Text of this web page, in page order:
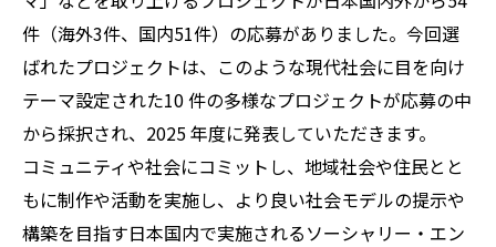
件（海外3件、国内51件）の応募がありました。今回選
ばれたプロジェクトは、このような現代社会に目を向け
テーマ設定された10 件の多様なプロジェクトが応募の中
から採択され、2025 年度に発表していただきます。
コミュニティや社会にコミットし、地域社会や住民とと
もに制作や活動を実施し、より良い社会モデルの提示や
構築を目指す日本国内で実施されるソーシャリー・エン